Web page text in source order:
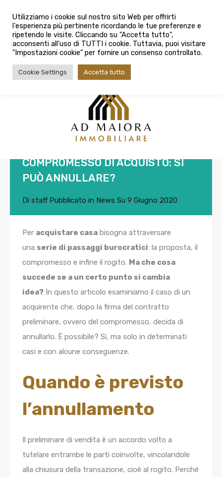
080 3759025
COMPROMESSO DI ACQUISTO: SI
PUÒ ANNULLARE?
Di staffPubblicato in News Su 9 Giugno 2020
Per acquistare casa bisogna attraversare
una serie di passaggi burocratici: la proposta, il
compromesso e infine il rogito. Ma che cosa
succede se a un certo punto si cambia
idea? In questo articolo esaminiamo il caso di un
acquirente che, dopo la firma del contratto
preliminare, ovvero del compromesso, decida di
annullarlo. È possibile? Sì, ma solo in determinati
casi e con alcune conseguenze.
Quando è previsto
l’annullamento
Il preliminare di vendita è un accordo volto a
tutelare entrambe le parti coinvolte, vincolandole
alla chiusura della transazione, cioè al rogito. Perché
Utilizziamo i cookie sul nostro sito Web per offrirti
l'esperienza più pertinente ricordando le tue preferenze e
ripetendo le visite. Cliccando su "Accetta tutto",
acconsenti all'uso di TUTTI i cookie. Tuttavia, puoi visitare
"Impostazioni cookie" per fornire un consenso controllato.
Cookie Settings Accetta tutto